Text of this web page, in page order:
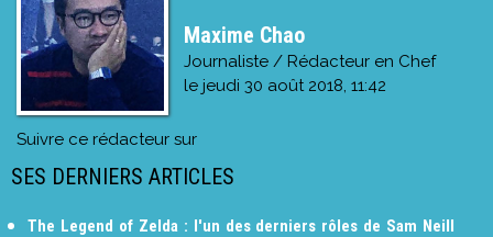
Maxime Chao
Journaliste / Rédacteur en Chef
le jeudi 30 août 2018, 11:42
Suivre ce rédacteur sur
SES DERNIERS ARTICLES
The Legend of Zelda : l'un des derniers rôles de Sam Neill